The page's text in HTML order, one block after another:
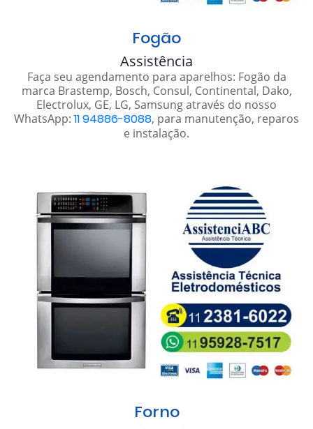
Fogão
Assistência
Faça seu agendamento para aparelhos: Fogão da
marca Brastemp, Bosch, Consul, Continental, Dako,
Electrolux, GE, LG, Samsung através do nosso
WhatsApp: 11 94886-8088, para manutenção, reparos
e instalação.
Forno